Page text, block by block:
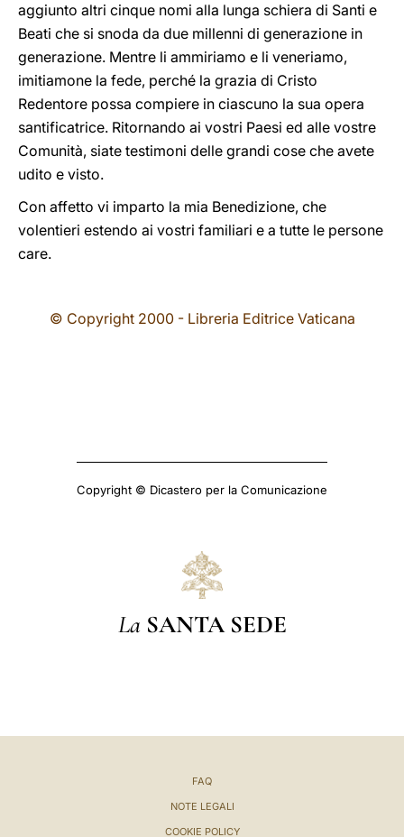
aggiunto altri cinque nomi alla lunga schiera di Santi e
Beati che si snoda da due millenni di generazione in
generazione. Mentre li ammiriamo e li veneriamo,
imitiamone la fede, perché la grazia di Cristo
Redentore possa compiere in ciascuno la sua opera
santificatrice. Ritornando ai vostri Paesi ed alle vostre
Comunità, siate testimoni delle grandi cose che avete
udito e visto.
Con affetto vi imparto la mia Benedizione, che
volentieri estendo ai vostri familiari e a tutte le persone
care.
© Copyright 2000 - Libreria Editrice Vaticana
Copyright © Dicastero per la Comunicazione
La SANTA SEDE
FAQ
NOTE LEGALI
COOKIE POLICY